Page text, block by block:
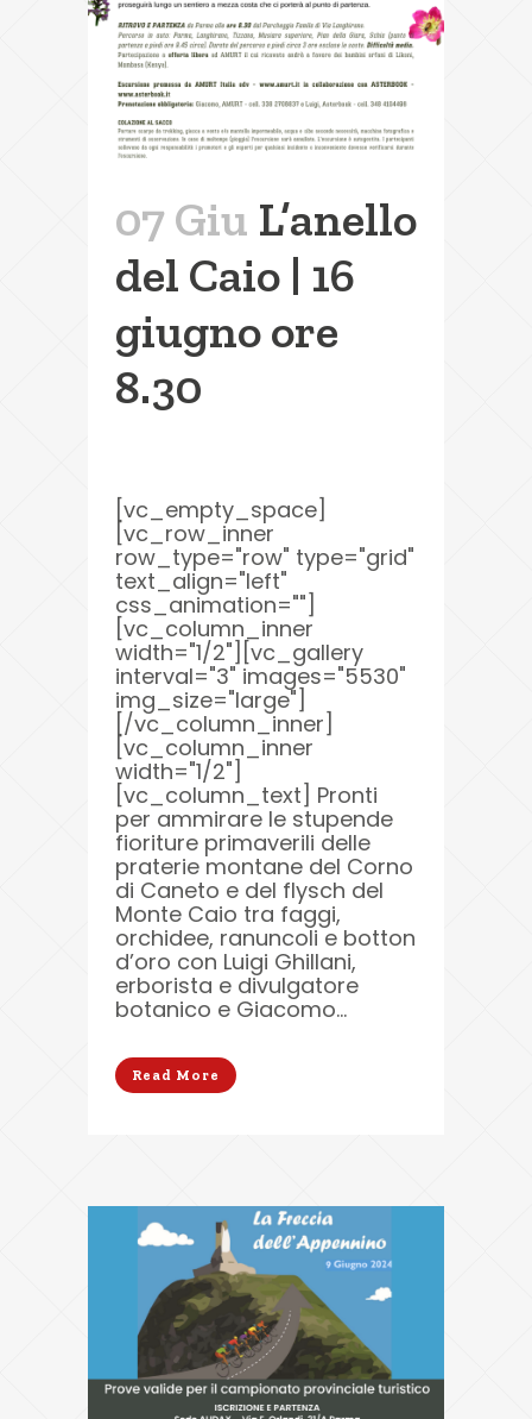
07 Giu L’anello
del Caio | 16
giugno ore
8.30
[vc_empty_space]
[vc_row_inner
row_type="row" type="grid"
text_align="left"
css_animation=""]
[vc_column_inner
width="1/2"][vc_gallery
interval="3" images="5530"
img_size="large"]
[/vc_column_inner]
[vc_column_inner
width="1/2"]
[vc_column_text] Pronti
per ammirare le stupende
fioriture primaverili delle
praterie montane del Corno
di Caneto e del flysch del
Monte Caio tra faggi,
orchidee, ranuncoli e botton
d’oro con Luigi Ghillani,
erborista e divulgatore
botanico e Giacomo...
Read More